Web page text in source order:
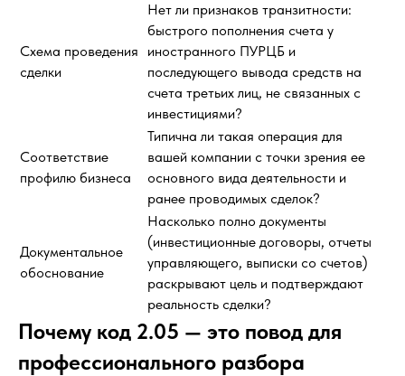
Схема проведения
сделки
Нет ли признаков транзитности:
быстрого пополнения счета у
иностранного ПУРЦБ и
последующего вывода средств на
счета третьих лиц, не связанных с
инвестициями?
Соответствие
профилю бизнеса
Типична ли такая операция для
вашей компании с точки зрения ее
основного вида деятельности и
ранее проводимых сделок?
Документальное
обоснование
Насколько полно документы
(инвестиционные договоры, отчеты
управляющего, выписки со счетов)
раскрывают цель и подтверждают
реальность сделки?
Почему код 2.05 — это повод для
профессионального разбора